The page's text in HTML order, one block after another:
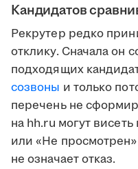
Кандидатов
Рекрутер редко
отклику. Сначала он
подходящих
созвоны и только
перечень не
на hh.ru могут
или «Не
не означает отказ.